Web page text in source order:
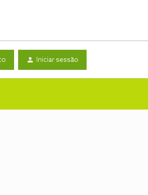
Iniciar sessão